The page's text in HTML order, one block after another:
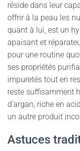
réside dans leur
offrir à la peau les
quant à lui, est un
apaisant et
pour une routine
ses propriétés
impuretés tout en
reste suffisamment
d’argan, riche en
un autre produit
Astuces